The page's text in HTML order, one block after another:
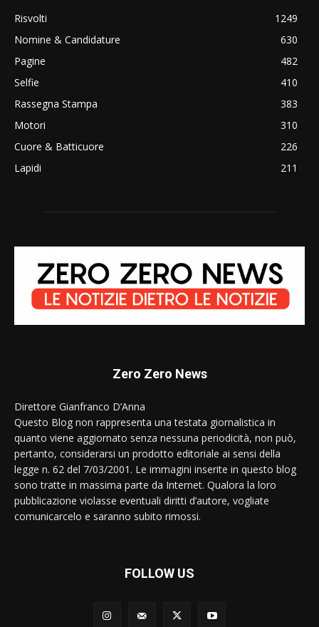
Risvolti
1249
Nomine & Candidature
630
Pagine
482
Selfie
410
Rassegna Stampa
383
Motori
310
Cuore & Batticuore
226
Lapidi
211
Zero Zero News
Direttore Gianfranco D’Anna
Questo Blog non rappresenta una testata giornalistica in
quanto viene aggiornato senza nessuna periodicità, non può,
pertanto, considerarsi un prodotto editoriale ai sensi della
legge n. 62 del 7/03/2001. Le immagini inserite in questo blog
sono tratte in massima parte da Internet. Qualora la loro
pubblicazione violasse eventuali diritti d’autore, vogliate
comunicarcelo e saranno subito rimossi.
FOLLOW US